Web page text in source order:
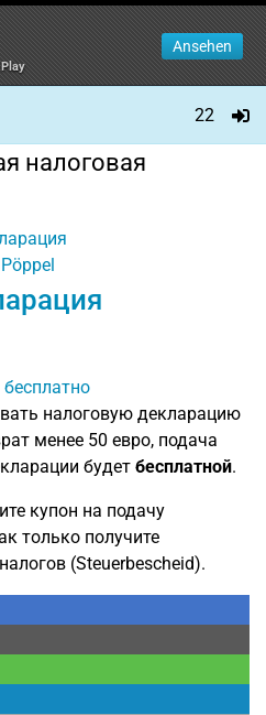
Ansehen
22
налоговая
налоговую декларацию
менее 50 евро, подача
будет бесплатной.
купон на подачу
только получите
(Steuerbescheid).